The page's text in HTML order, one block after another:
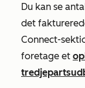
Du kan se
det
Connect-
foretage et